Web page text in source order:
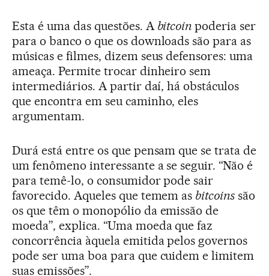
Esta é uma das questões. A bitcoin poderia ser
para o banco o que os downloads são para as
músicas e filmes, dizem seus defensores: uma
ameaça. Permite trocar dinheiro sem
intermediários. A partir daí, há obstáculos
que encontra em seu caminho, eles
argumentam.
Durá está entre os que pensam que se trata de
um fenômeno interessante a se seguir. “Não é
para temê-lo, o consumidor pode sair
favorecido. Aqueles que temem as bitcoins são
os que têm o monopólio da emissão de
moeda”, explica. “Uma moeda que faz
concorrência àquela emitida pelos governos
pode ser uma boa para que cuidem e limitem
suas emissões”.